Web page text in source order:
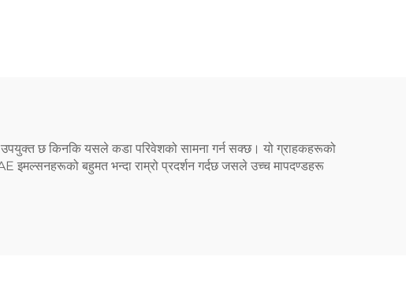
उपयुक्त छ किनकि यसले कडा परिवेशको सामना गर्न सक्छ। यो ग्राहकहरूको
बहुमत भन्दा राम्रो प्रदर्शन गर्दछ जसले उच्च मापदण्डहरू